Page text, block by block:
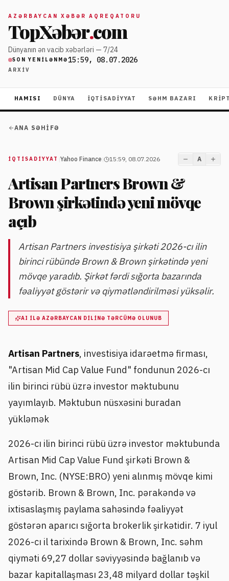
AZƏRBAYCAN XƏBƏR AQREQATORU
TopXəbər.com
Dünyanın ən vacib xəbərləri — 7/24
SON YENILƏNMƏ15:59, 08.07.2026
ARXIV
HAMISI DÜNYA İQTISADIYYAT SƏHM BAZARI
ANA SƏHIFƏ
İQTISADIYYAT Yahoo Finance 15:59, 08.07.2026 A
Artisan Partners Brown &
Brown şirkətində yeni mövqe
açıb
Artisan Partners investisiya şirkəti 2026-cı ilin
birinci rübündə Brown & Brown şirkətində yeni
mövqe yaradıb. Şirkət fərdi sığorta bazarında
fəaliyyət göstərir və qiymətləndirilməsi yüksəlir.
AI ILƏ AZƏRBAYCAN DILINƏ TƏRCÜMƏ OLUNUB
Artisan Partners, investisiya idarəetmə firması,
"Artisan Mid Cap Value Fund" fondunun 2026-cı
ilin birinci rübü üzrə investor məktubunu
yayımlayıb. Məktubun nüsxəsini buradan
yükləmək
2026-cı ilin birinci rübü üzrə investor məktubunda
Artisan Mid Cap Value Fund şirkəti Brown &
Brown, Inc. (NYSE:BRO) yeni alınmış mövqe kimi
göstərib. Brown & Brown, Inc. pərakəndə və
ixtisaslaşmış paylama sahəsində fəaliyyət
göstərən aparıcı sığorta brokerlik şirkətidir. 7 iyul
2026-cı il tarixində Brown & Brown, Inc. səhm
qiyməti 69,27 dollar səviyyəsində bağlanıb və
bazar kapitallaşması 23,48 milyard dollar təşkil